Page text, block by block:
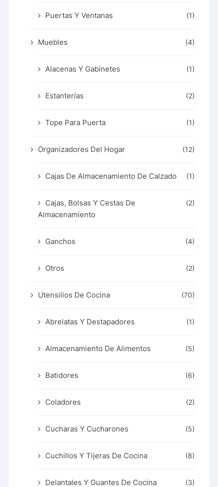
Puertas Y Ventanas (1)
Muebles (4)
Alacenas Y Gabinetes (1)
Estanterías (2)
Tope Para Puerta (1)
Organizadores Del Hogar (12)
Cajas De Almacenamiento De Calzado (1)
Cajas, Bolsas Y Cestas De
Almacenamiento
(2)
Ganchos (4)
Otros (2)
Utensilios De Cocina (70)
Abrelatas Y Destapadores (1)
Almacenamiento De Alimentos (5)
Batidores (6)
Coladores (2)
Cucharas Y Cucharones (5)
Cuchillos Y Tijeras De Cocina (8)
Delantales Y Guantes De Cocina (3)